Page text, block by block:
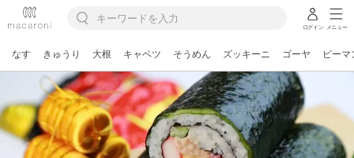
ログイン メニュー
なす きゅうり 大根 キャベツ そうめん ズッキーニ ゴーヤ ピーマ